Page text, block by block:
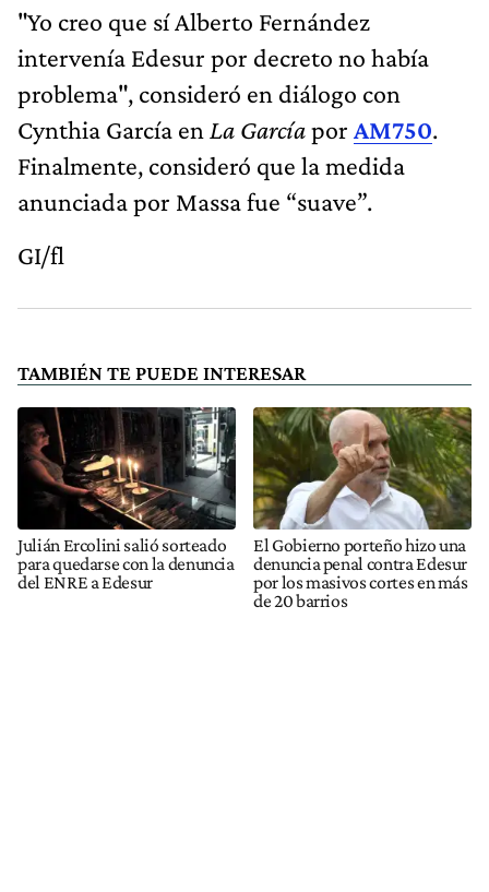
"Yo creo que sí Alberto Fernández
intervenía Edesur por decreto no había
problema", consideró en diálogo con
Cynthia García en La Garcíapor AM750.
Finalmente, consideró que la medida
anunciada por Massa fue “suave”.
GI/fl
TAMBIÉN TE PUEDE INTERESAR
Julián Ercolini salió sorteado
para quedarse con la denuncia
del ENRE a Edesur
El Gobierno porteño hizo una
denuncia penal contra Edesur
por los masivos cortes en más
de 20 barrios